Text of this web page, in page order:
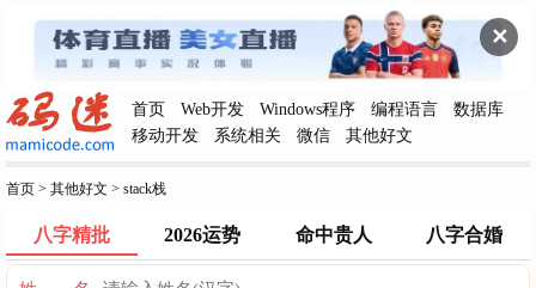
✕
首页 Web开发 Windows程序 编程语言
数据库
移动开发
系统相关 微信 其他好文
首页 > 其他好文 > stack栈
八字精批 2026运势 命中贵人 八字合婚